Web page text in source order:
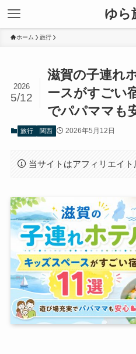
ゆら
ホーム 旅行
滋賀の子連れ
ースがすごい
でパパママも
2026
5/12
旅行 関西 2026年5月12日
当サイトはアフィリエイト